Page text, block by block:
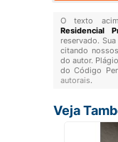
O texto
Residencial
reservado.
citando
do autor.
do Código
autorais.
Veja